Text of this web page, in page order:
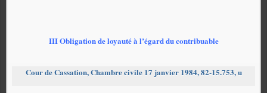
III Obligation de loyauté à l’égard du contribuable
Cour de Cassation, Chambre civile 17 janvier 1984, 82-15.753, u